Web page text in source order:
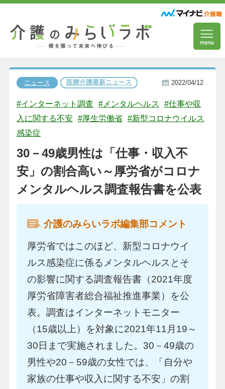
ニュース 医療介護最新ニュース 2022/04/12
#インターネット調査 #メンタルヘルス
#仕事や収
入に関する不安 #厚生労働省 #新型コロナウイルス
感染症
30－49歳男性は「仕事・収入不
安」の割合高い～厚労省がコロナ
メンタルヘルス調査報告書を公表
介護のみらいラボ編集部コメント
厚労省ではこのほど、新型コロナウイ
ルス感染症に係るメンタルヘルスとそ
の影響に関する調査報告書（2021年度
厚労省障害者総合福祉推進事業）を公
表。調査はインターネットモニター
（15歳以上）を対象に2021年11月19～
30日まで実施されました。30－49歳の
男性や20－59歳の女性では、「自分や
家族の仕事や収入に関する不安」の割